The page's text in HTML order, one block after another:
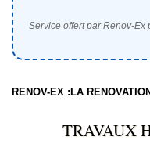
Service offert par Renov-Ex
RENOV-EX :LA
TRAVAUX